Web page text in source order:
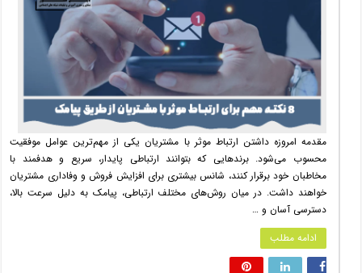
مقدمه امروزه داشتن ارتباط موثر با مشتریان یکی از مهم‌ترین عوامل موفقیت
محسوب می‌شود. برندهایی که بتوانند ارتباطی پایدار، سریع و هدفمند با
مخاطبان خود برقرار کنند، شانس بیشتری برای افزایش فروش و وفاداری مشتریان
خواهند داشت. در میان روش‌های مختلف ارتباطی، پیامک به دلیل سرعت بالا،
دسترسی آسان و …
ادامه مطلب